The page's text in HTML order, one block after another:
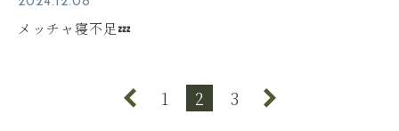
メッチャ寝不足💤
1 2 3